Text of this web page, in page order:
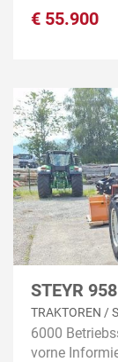
€ 55.900
STEYR 958
TRAKTOREN /
6000
vorne